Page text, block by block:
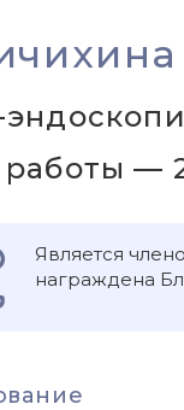
—
Является
награждена